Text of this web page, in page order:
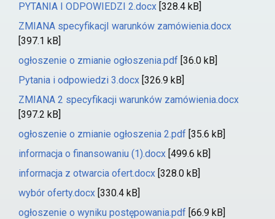
PYTANIA I ODPOWIEDZI 2.docx [328.4 kB]
ZMIANA specyfikacjI warunków zamówienia.docx
[397.1 kB]
ogłoszenie o zmianie ogłoszenia.pdf [36.0 kB]
Pytania i odpowiedzi 3.docx [326.9 kB]
ZMIANA 2 specyfikacji warunków zamówienia.docx
[397.2 kB]
ogłoszenie o zmianie ogłoszenia 2.pdf [35.6 kB]
informacja o finansowaniu (1).docx [499.6 kB]
informacja z otwarcia ofert.docx [328.0 kB]
wybór oferty.docx [330.4 kB]
ogłoszenie o wyniku postępowania.pdf [66.9 kB]